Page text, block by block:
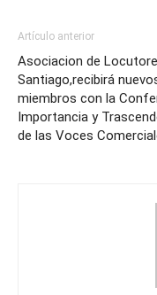
Artículo anterior
Asociacion de
Santiago,recibirá
miembros con la
Importancia y
de las Voces